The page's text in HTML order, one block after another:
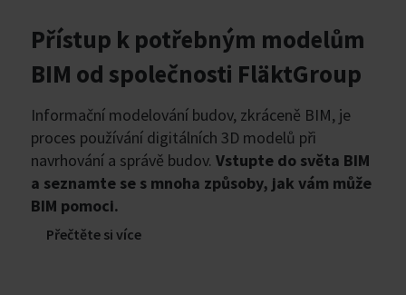
Přístup k potřebným modelům
BIM od společnosti FläktGroup
Informační modelování budov, zkráceně BIM, je
proces používání digitálních 3D modelů při
navrhování a správě budov. Vstupte do světa BIM
a seznamte se s mnoha způsoby, jak vám může
BIM pomoci.
Přečtěte si více